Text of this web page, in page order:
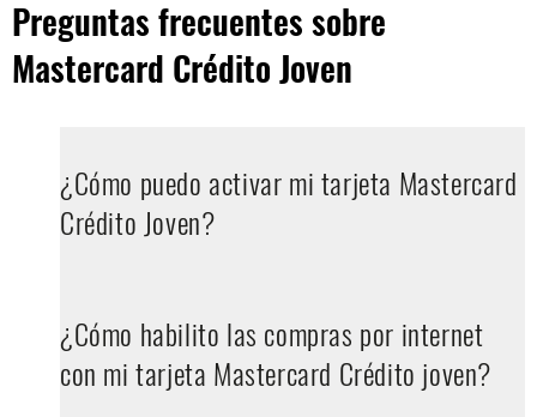
Preguntas frecuentes sobre
Mastercard Crédito Joven
¿Cómo puedo activar mi tarjeta Mastercard
Crédito Joven?
¿Cómo habilito las compras por internet
con mi tarjeta Mastercard Crédito joven?